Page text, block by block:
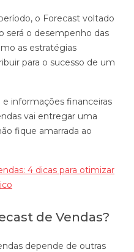
o Forecast voltado
será o desempenho das
as estratégias
para o sucesso de um
informações financeiras
vai entregar uma
fique amarrada ao
4 dicas para otimizar
de Vendas?
depende de outras